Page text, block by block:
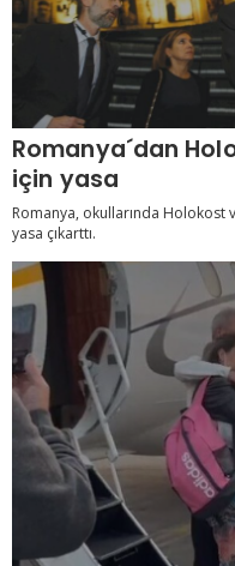
Romanya´dan
için yasa
Romanya, okullarında Holokost
yasa çıkarttı.